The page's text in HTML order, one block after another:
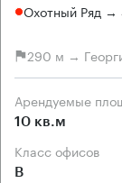
Охотный Ряд
290 м →
Арендуемые
10 кв.м
Класс офисов
B